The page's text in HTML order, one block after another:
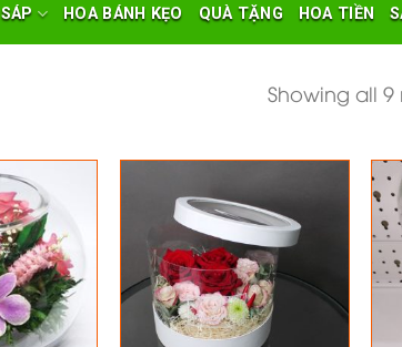
HOA BÁNH KẸO QUÀ TẶNG HOA TIỀN
Showing all 9